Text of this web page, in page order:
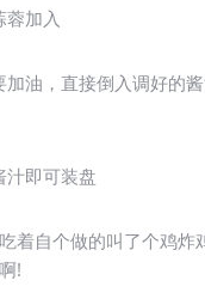
加入
，直接倒入调好的酱
即可装盘
自个做的叫了个鸡炸
!